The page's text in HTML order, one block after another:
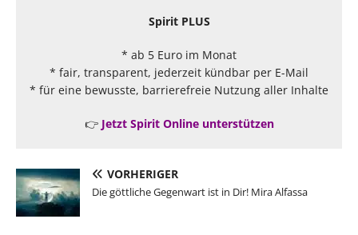
Spirit PLUS
* ab 5 Euro im Monat
* fair, transparent, jederzeit kündbar per E-Mail
* für eine bewusste, barrierefreie Nutzung aller Inhalte
👉 Jetzt Spirit Online unterstützen
VORHERIGER
Die göttliche Gegenwart ist in Dir! Mira Alfassa